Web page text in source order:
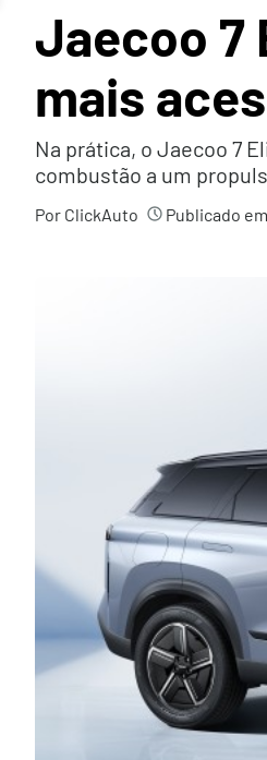
Jaecoo 7
mais
Na prática, o Jaecoo 7
combustão a um
Por ClickAuto Publicado